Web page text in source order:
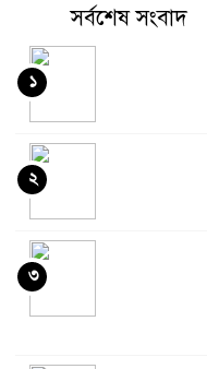
সর্বশেষ সংবাদ
১
২
৩